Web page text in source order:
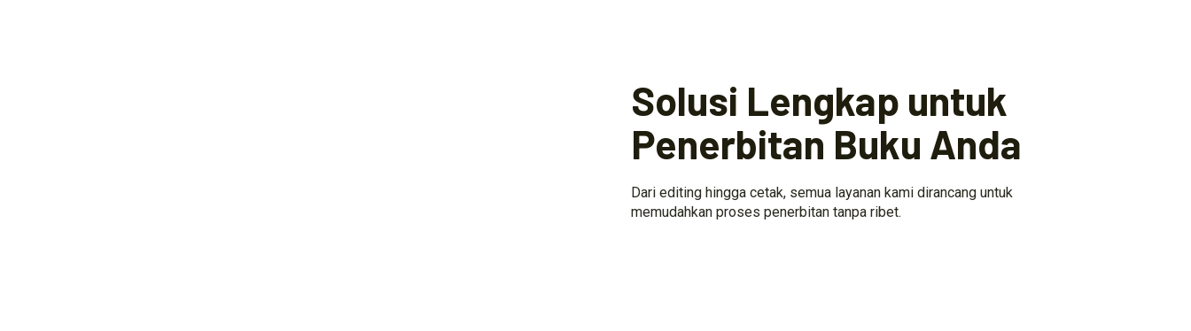
Solusi Lengkap untuk
Penerbitan Buku Anda
Dari editing hingga cetak, semua layanan kami dirancang untuk
memudahkan proses penerbitan tanpa ribet.